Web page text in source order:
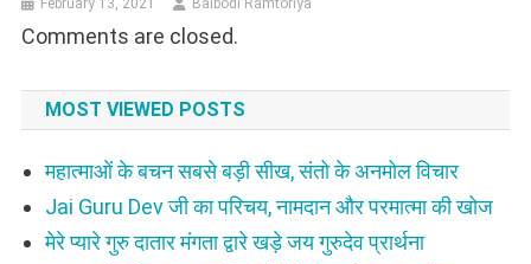
February 13, 2021 Balbodi Ramtoriya
Comments are closed.
MOST VIEWED POSTS
महात्माओं के बचन सबसे बड़ी सीख, संतो के अनमोल विचार
Jai Guru Dev जी का परिचय, नामदान और परमात्मा की खोज
मेरे प्यारे गुरु दातार मंगता द्वारे खड़े जय गुरुदेव प्रार्थना